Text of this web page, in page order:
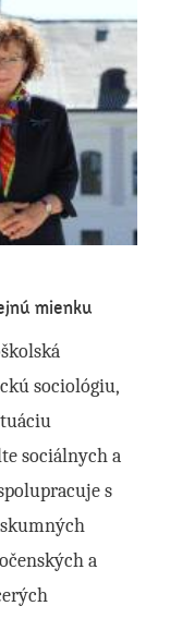
mienku
sociológiu,
sociálnych a
s
a